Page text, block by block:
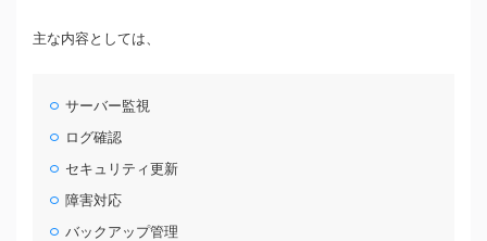
主な内容としては、
サーバー監視
ログ確認
セキュリティ更新
障害対応
バックアップ管理